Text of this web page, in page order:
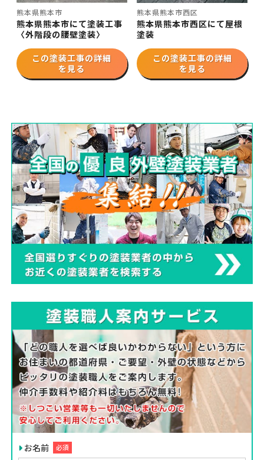
熊本県熊本市
熊本県熊本市にて塗装工事
〈外階段の腰壁塗装〉
この塗装工事の詳細
を見る
熊本県熊本市西区
熊本県熊本市西区にて屋根
塗装
この塗装工事の詳細
を見る
お名前 必須